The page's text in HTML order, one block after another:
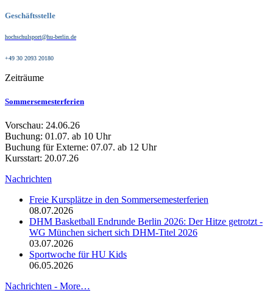
Geschäftsstelle
hochschulsport@hu-berlin.de
+49 30 2093 20180
Zeiträume
Sommersemesterferien
Vorschau: 24.06.26
Buchung: 01.07. ab 10 Uhr
Buchung für Externe: 07.07. ab 12 Uhr
Kursstart: 20.07.26
Nachrichten
Freie Kursplätze in den Sommersemesterferien
08.07.2026
DHM Basketball Endrunde Berlin 2026: Der Hitze getrotzt -
WG München sichert sich DHM-Titel 2026
03.07.2026
Sportwoche für HU Kids
06.05.2026
Nachrichten - More…